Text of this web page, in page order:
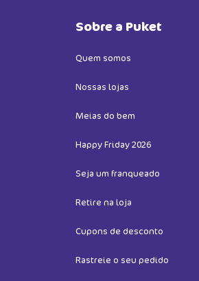
Sobre a Puket
Quem somos
Nossas lojas
Meias do bem
Happy Friday 2026
Seja um franqueado
Retire na loja
Cupons de desconto
Rastreie o seu pedido